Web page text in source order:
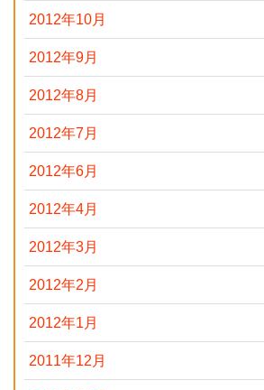
2012年10月
2012年9月
2012年8月
2012年7月
2012年6月
2012年4月
2012年3月
2012年2月
2012年1月
2011年12月